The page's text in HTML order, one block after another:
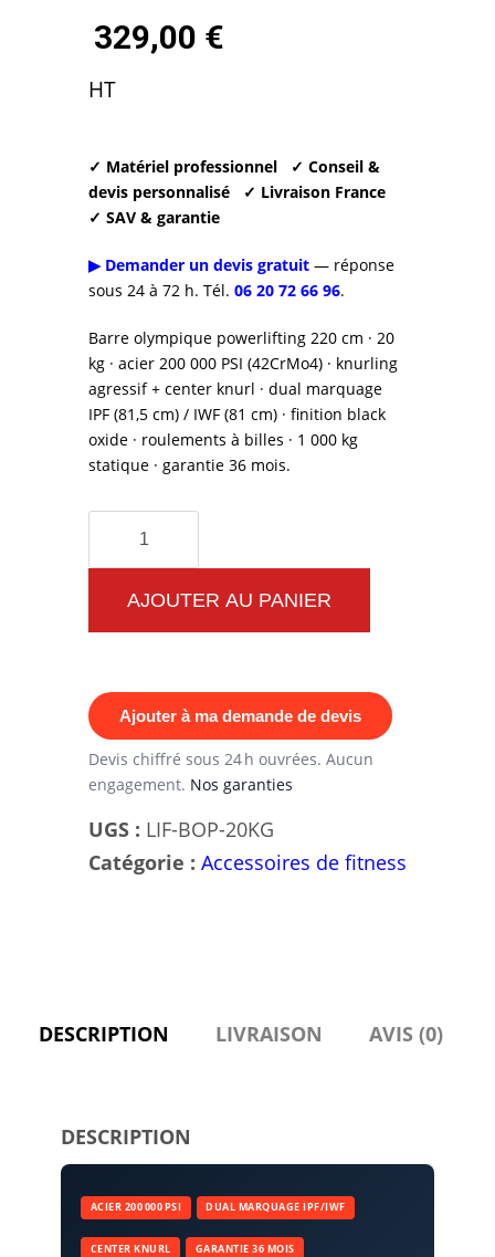
prix
389,00 €.
329,00 €
Le
actuel
est :
329,00 €.
HT
✓ Matériel professionnel
✓ Conseil &
devis personnalisé
✓ Livraison France
✓ SAV & garantie
▶ Demander un devis gratuit — réponse
sous 24 à 72 h. Tél. 06 20 72 66 96.
Barre olympique powerlifting 220 cm · 20
kg · acier 200 000 PSI (42CrMo4) · knurling
agressif + center knurl · dual marquage
IPF (81,5 cm) / IWF (81 cm) · finition black
oxide · roulements à billes · 1 000 kg
statique · garantie 36 mois.
quantité
de
Barre
Olympique
20
kg
—
Acier
200K
PSI,
AJOUTER AU PANIER
Ajouter à ma demande de devis
Devis chiffré sous 24 h ouvrées. Aucun
engagement. Nos garanties
UGS : LIF-BOP-20KG
Catégorie : Accessoires de fitness
DESCRIPTION LIVRAISON AVIS (0)
DESCRIPTION
ACIER 200 000 PSI DUAL MARQUAGE IPF/IWF
CENTER KNURL GARANTIE 36 MOIS